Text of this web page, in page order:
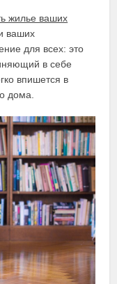
жилье ваших
ваших
для всех: это
в себе
впишется в
дома.